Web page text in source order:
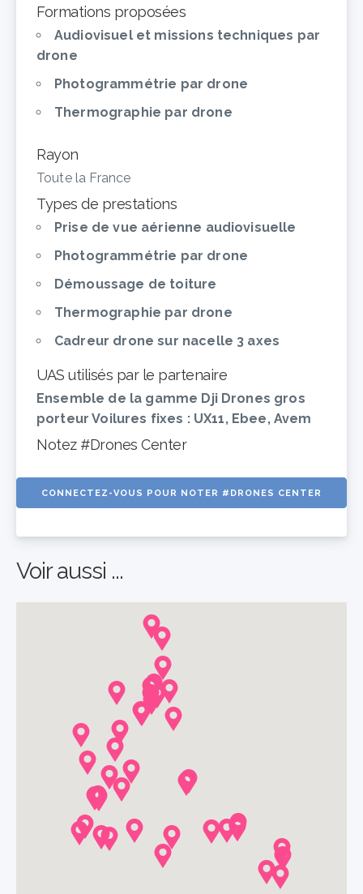
Formations proposées
Audiovisuel et missions techniques par
drone
Photogrammétrie par drone
Thermographie par drone
Rayon
Toute la France
Types de prestations
Prise de vue aérienne audiovisuelle
Photogrammétrie par drone
Démoussage de toiture
Thermographie par drone
Cadreur drone sur nacelle 3 axes
UAS utilisés par le partenaire
Ensemble de la gamme Dji Drones gros
porteur Voilures fixes : UX11, Ebee, Avem
Notez #Drones Center
CONNECTEZ-VOUS POUR NOTER #DRONES CENTER
Voir aussi ...